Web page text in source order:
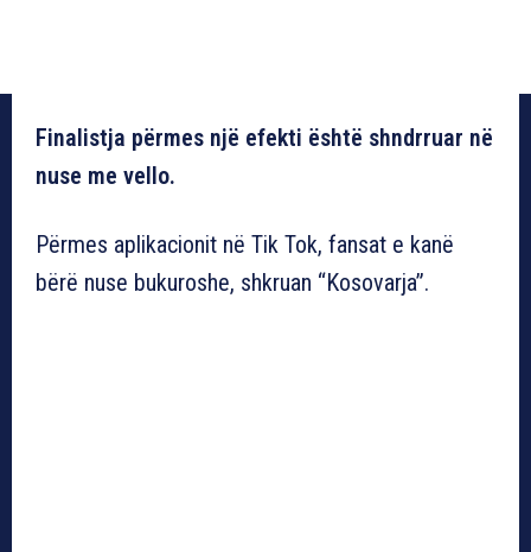
Finalistja përmes një efekti është shndrruar në
nuse me vello.
Përmes aplikacionit në Tik Tok, fansat e kanë
bërë nuse bukuroshe, shkruan “Kosovarja”.